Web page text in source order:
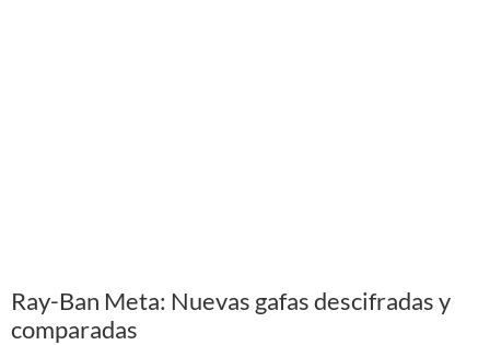
Ray-Ban Meta: Nuevas gafas descifradas y
comparadas